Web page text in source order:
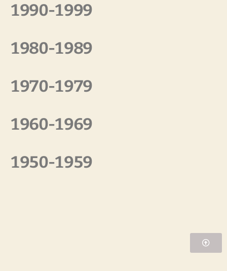
1990-1999
1980-1989
1970-1979
1960-1969
1950-1959